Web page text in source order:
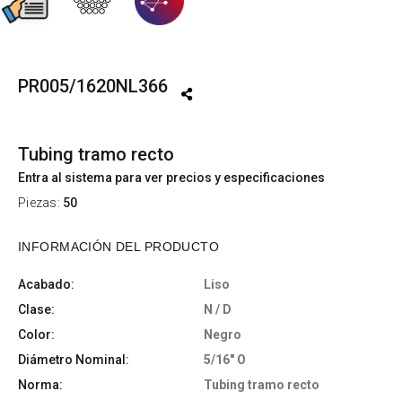
PR005/1620NL366
Tubing tramo recto
Entra al sistema para ver precios y especificaciones
Piezas: 50
INFORMACIÓN DEL PRODUCTO
Acabado:
Liso
Clase:
N / D
Color:
Negro
Diámetro Nominal:
5/16" O
Norma:
Tubing tramo recto